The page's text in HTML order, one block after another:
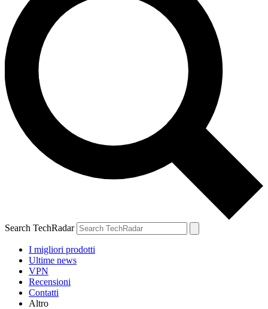
Search TechRadar
I migliori prodotti
Ultime news
VPN
Recensioni
Contatti
Altro